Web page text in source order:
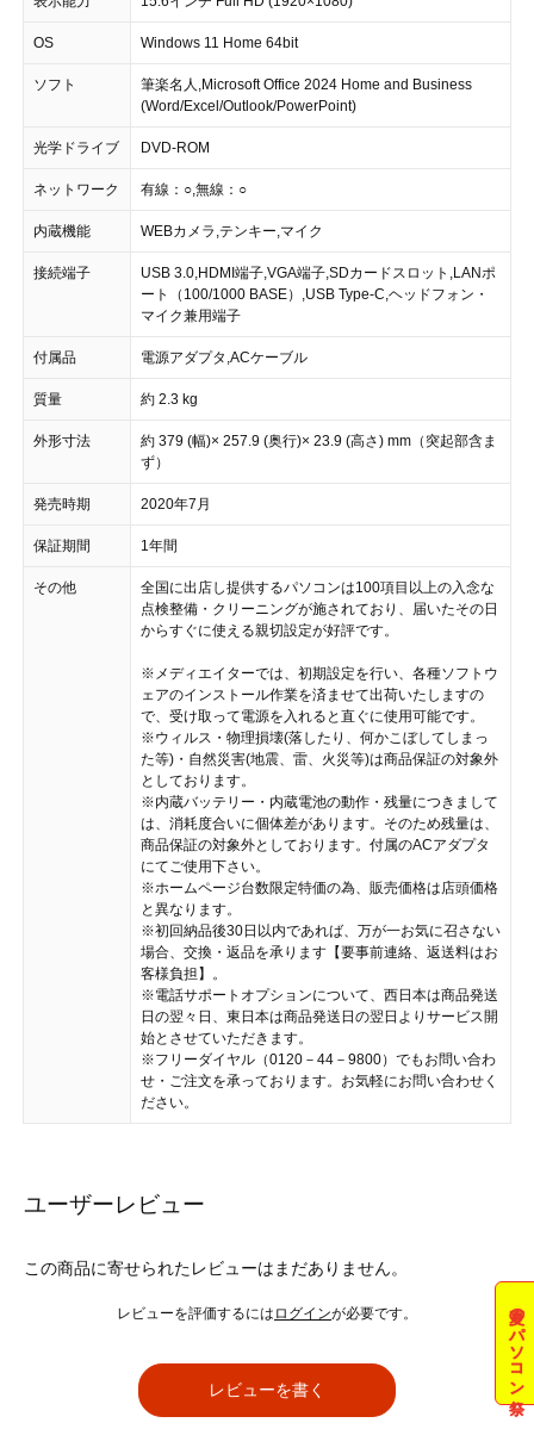
OS Windows 11 Home 64bit
ソフト
筆楽名人,Microsoft Office 2024 Home and Business
(Word/Excel/Outlook/PowerPoint)
光学ドライブ DVD-ROM
ネットワーク 有線：○,無線：○
内蔵機能 WEBカメラ,テンキー,マイク
接続端子
USB 3.0,HDMI端子,VGA端子,SDカードスロット,LANポ
ート（100/1000 BASE）,USB Type-C,ヘッドフォン・
マイク兼用端子
付属品 電源アダプタ,ACケーブル
質量 約 2.3 kg
外形寸法
約 379 (幅)× 257.9 (奥行)× 23.9 (高さ) mm（突起部含ま
ず）
発売時期 2020年7月
保証期間 1年間
その他
全国に出店し提供するパソコンは100項目以上の入念な
点検整備・クリーニングが施されており、届いたその日
からすぐに使える親切設定が好評です。
※メディエイターでは、初期設定を行い、各種ソフトウ
ェアのインストール作業を済ませて出荷いたしますの
で、受け取って電源を入れると直ぐに使用可能です。
※ウィルス・物理損壊(落したり、何かこぼしてしまっ
た等)・自然災害(地震、雷、火災等)は商品保証の対象外
としております。
※内蔵バッテリー・内蔵電池の動作・残量につきまして
は、消耗度合いに個体差があります。そのため残量は、
商品保証の対象外としております。付属のACアダプタ
にてご使用下さい。
※ホームページ台数限定特価の為、販売価格は店頭価格
と異なります。
※初回納品後30日以内であれば、万が一お気に召さない
場合、交換・返品を承ります【要事前連絡、返送料はお
客様負担】。
※電話サポートオプションについて、西日本は商品発送
日の翌々日、東日本は商品発送日の翌日よりサービス開
始とさせていただきます。
※フリーダイヤル（0120－44－9800）でもお問い合わ
せ・ご注文を承っております。お気軽にお問い合わせく
ださい。
ユーザーレビュー
この商品に寄せられたレビューはまだありません。
レビューを評価するには ログインが必要です。
レビューを書く
夏のパソコン祭